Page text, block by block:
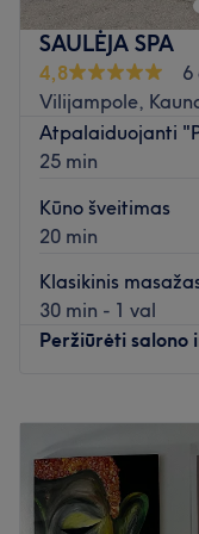
SAULĖJA SPA
4,8
6
Vilijampole,
Atpalaiduojanti
25 min
Kūno šveitimas
20 min
Klasikinis
30 min - 1 val
Peržiūrėti salono
Trečiadienis
Ketvirtadienis
Penktadienis